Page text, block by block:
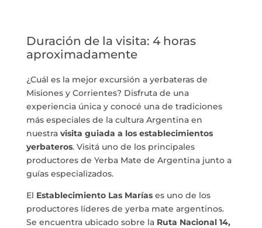
Duración de la visita: 4 horas
aproximadamente
¿Cuál es la mejor excursión a yerbateras de
Misiones y Corrientes? Disfruta de una
experiencia única y conocé una de tradiciones
más especiales de la cultura Argentina en
nuestra visita guiada a los establecimientos
yerbateros. Visitá uno de los principales
productores de Yerba Mate de Argentina junto a
guías especializados.
El Establecimiento Las Maríases uno de los
productores líderes de yerba mate argentinos.
Se encuentra ubicado sobre la Ruta Nacional 14,